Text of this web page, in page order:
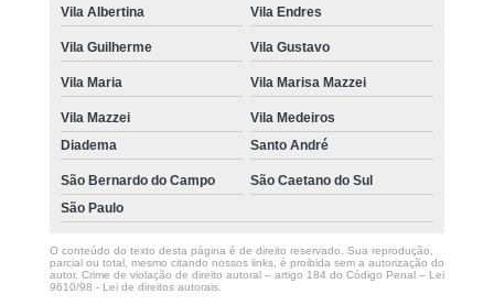
Vila Albertina Vila Endres
Vila Guilherme Vila Gustavo
Vila Maria Vila Marisa Mazzei
Vila Mazzei
Vila Medeiros
Diadema
Santo André
São Bernardo do Campo
São Caetano do Sul
São Paulo
O conteúdo do texto desta página é de direito reservado. Sua reprodução,
parcial ou total, mesmo citando nossos links, é proibida sem a autorização do
autor. Crime de violação de direito autoral – artigo 184 do Código Penal – Lei
9610/98 - Lei de direitos autorais.